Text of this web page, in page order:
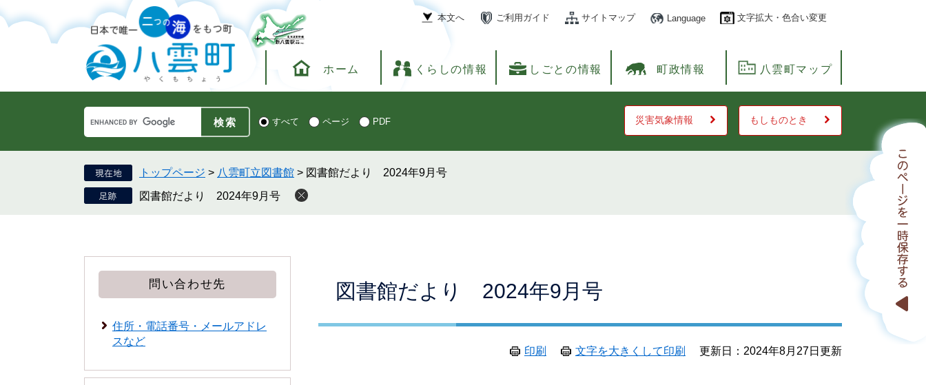
ー
で
ニ
ば
文
本文へ ご利用ガイド サイトマップ Language 文字拡大・色合い変更
ホーム くらしの情報 しごとの情報 町政情報 八雲町マップ
Google
カ
ス
タ
ム
検
検 すべて ページ PDF 災害気象情報 もしものとき
トップページ > 八雲町立図書館 > 図書館だより 2024年9月号
図書館だより 2024年9月号
図書館だより 2024年9月号
印刷 文字を大きくして印刷 更新日：2024年8月27日更新
問い合わせ先
住所・電話番号・メールアドレ
スなど